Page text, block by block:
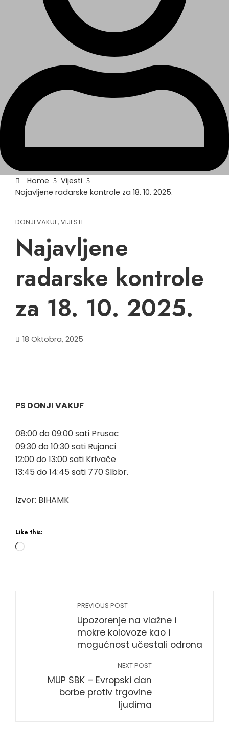
Home
Vijesti
Najavljene radarske kontrole za 18. 10. 2025.
DONJI VAKUF, VIJESTI
Najavljene
radarske kontrole
za 18. 10. 2025.
18 Oktobra, 2025
PS DONJI VAKUF
08:00 do 09:00 sati Prusac
09:30 do 10:30 sati Rujanci
12:00 do 13:00 sati Krivače
13:45 do 14:45 sati 770 Slbbr.
Izvor: BIHAMK
Like this:
Loading…
PREVIOUS POST
Upozorenje na vlažne i
mokre kolovoze kao i
mogućnost učestali odrona
NEXT POST
MUP SBK – Evropski dan
borbe protiv trgovine
ljudima